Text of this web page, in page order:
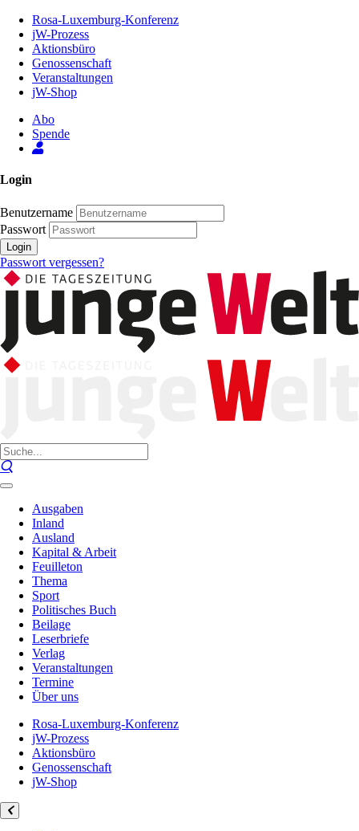
Inhalt
Seite
Rosa-Luxemburg-Konferenz
jW-Prozess
Aktionsbüro
Genossenschaft
Veranstaltungen
jW-Shop
Abo
Spende
Login
Benutzername
Passwort
Login
Passwort vergessen?
Ausgaben
Inland
Ausland
Kapital & Arbeit
Feuilleton
Thema
Sport
Politisches Buch
Beilage
Leserbriefe
Verlag
Veranstaltungen
Termine
Über uns
Rosa-Luxemburg-Konferenz
jW-Prozess
Aktionsbüro
Genossenschaft
jW-Shop